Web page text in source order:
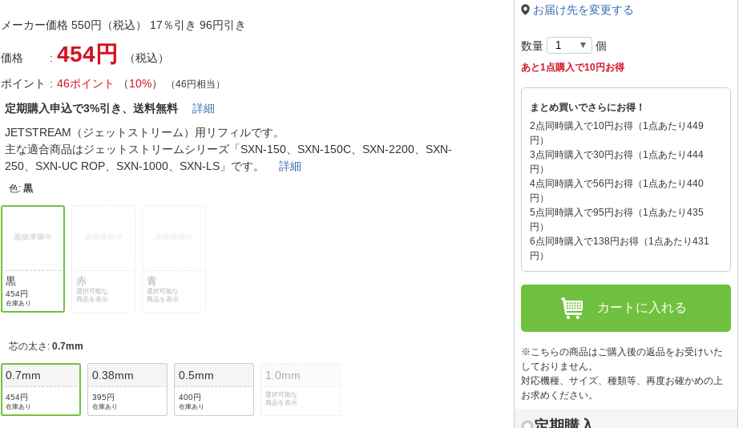
ご利用ガイド
よくある質問・お問合せ
ご利用規約
メーカー価格 550円（税込） 17％引き 96円引き
価格 454円
（税込）
ポイント
46ポイント （10%） （46円相当）
定期購入申込で3%引き、送料無料詳細
JETSTREAM（ジェットストリーム）用リフィルです。
主な適合商品はジェットストリームシリーズ「SXN-150、SXN-150C、SXN-2200、SXN-
250、SXN-UC ROP、SXN-1000、SXN-LS」です。詳細
色:黒
黒
454円
在庫あり
赤
選択可能な
商品を表示
青
選択可能な
商品を表示
芯の太さ :0.7mm
0.7mm
454円
在庫あり
0.38mm
395円
在庫あり
0.5mm
400円
在庫あり
1.0mm
選択可能な
商品を表示
お届け先を変更する
数量 個
あと1点購入で10円お得
まとめ買いでさらにお得！
2点同時購入で10円お得（1点あたり449
円）
3点同時購入で30円お得（1点あたり444
円）
4点同時購入で56円お得（1点あたり440
円）
5点同時購入で95円お得（1点あたり435
円）
6点同時購入で138円お得（1点あたり431
円）
カートに入れる
※こちらの商品はご購入後の返品をお受けいた
しておりません。
対応機種、サイズ、種類等、再度お確かめの上
お求めください。